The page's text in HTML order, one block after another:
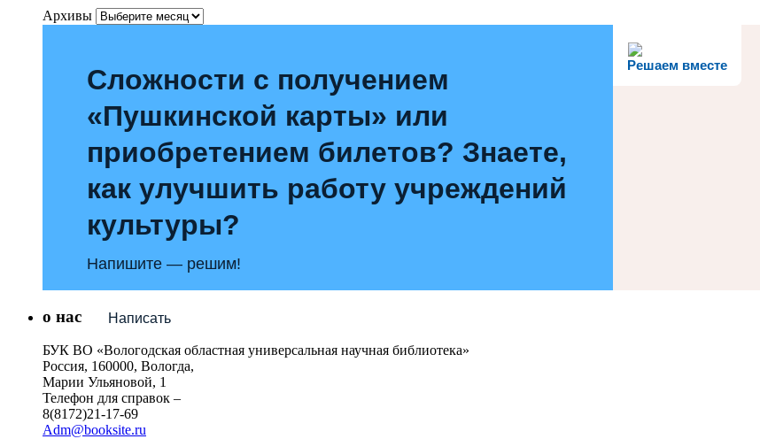
Архивы
Решаем вместе
Сложности с получением
«Пушкинской карты» или
приобретением билетов? Знаете,
как улучшить работу учреждений
культуры?
Напишите — решим!
Написать
о нас
БУК ВО «Вологодская областная универсальная научная библиотека»
Россия, 160000, Вологда,
Марии Ульяновой, 1
Телефон для справок –
8(8172)21-17-69
Adm@booksite.ru